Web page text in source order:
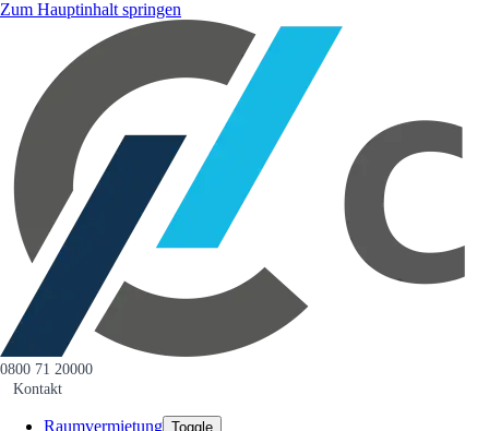
Zum Hauptinhalt springen
0800 71 20000
Kontakt
Raumvermietung Toggle